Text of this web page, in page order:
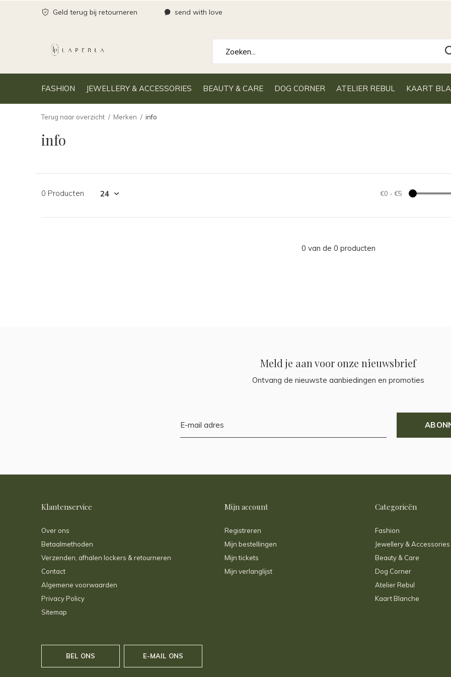
FASHION JEWELLERY & ACCESSORIES BEAUTY & CARE DOG CORNER ATELIER REBUL KAART
Geld terug bij retourneren send with love
Terug naar overzicht Merken info
info
0 Producten €0 - €5
0 van de 0 producten
Meld je aan voor onze nieuwsbrief
Ontvang de nieuwste aanbiedingen en promoties
Klantenservice
Over ons
Betaalmethoden
Verzenden, afhalen lockers & retourneren
Contact
Algemene voorwaarden
Privacy Policy
Sitemap
Mijn account
Registreren
Mijn bestellingen
Mijn tickets
Mijn verlanglijst
Categorieën
Fashion
Jewellery & Accessories
Beauty & Care
Dog Corner
Atelier Rebul
Kaart Blanche
BEL ONS E-MAIL ONS